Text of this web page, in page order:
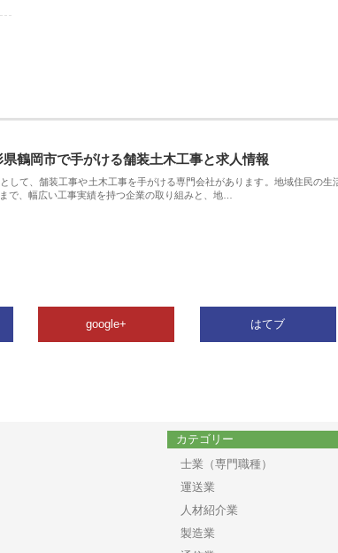
鶴岡市で手がける舗装土木工事と求人情報
して、舗装工事や土木工事を手がける専門会社があります。地域住民の生
で、幅広い工事実績を持つ企業の取り組みと、地…
google+ はてブ
カテゴリー
士業（専門職種）
運送業
人材紹介業
製造業